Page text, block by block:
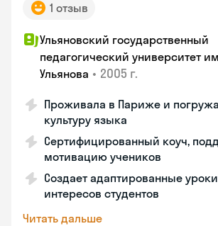
1 отзыв
Ульяновский государственный
педагогический университет
Ульянова • 2005 г.
Проживала в Париже и
культуру языка
Сертифицированный коуч,
мотивацию учеников
Создает адаптированные
интересов студентов
Читать дальше